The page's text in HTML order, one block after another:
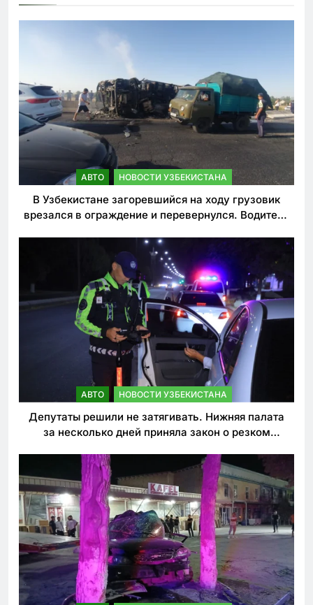
АВТО НОВОСТИ УЗБЕКИСТАНА
В Узбекистане загоревшийся на ходу грузовик
врезался в ограждение и перевернулся. Водитель
АВТО НОВОСТИ УЗБЕКИСТАНА
Депутаты решили не затягивать. Нижняя палата
за несколько дней приняла закон о резком